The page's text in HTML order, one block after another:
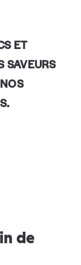
ET
SAVEURS
de